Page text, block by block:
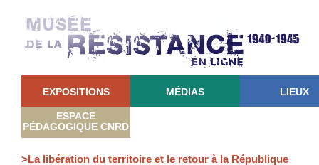
EXPOSITIONS MÉDIAS LIEUX
ESPACE
PÉDAGOGIQUE CNRD
>La libération du territoire et le retour à la République